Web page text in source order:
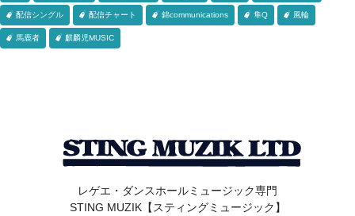
配信シングル 配信チャート 錦communications 隼Q 風輪
馬鹿者 麒麟児MUSIC
レゲエ・ダンスホールミュージック専門
STING MUZIK【スティングミュージック】